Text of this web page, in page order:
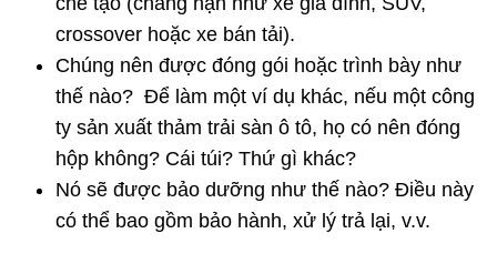
crossover hoặc xe bán tải).
Chúng nên được đóng gói hoặc trình bày như
thế nào? Để làm một ví dụ khác, nếu một công
ty sản xuất thảm trải sàn ô tô, họ có nên đóng
hộp không? Cái túi? Thứ gì khác?
Nó sẽ được bảo dưỡng như thế nào? Điều này
có thể bao gồm bảo hành, xử lý trả lại, v.v.